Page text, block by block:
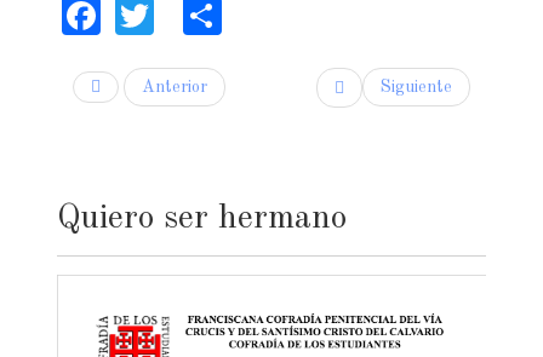
Facebook
Twitter
Anterior Siguiente
Quiero ser hermano